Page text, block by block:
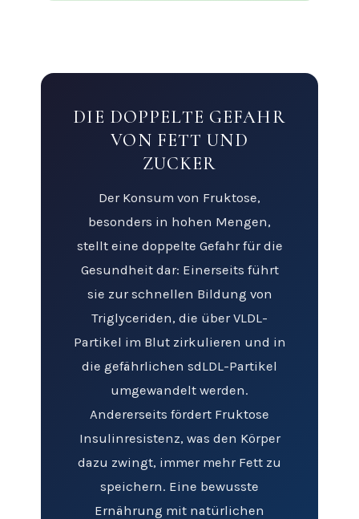
DIE DOPPELTE GEFAHR
VON FETT UND
ZUCKER
Der Konsum von Fruktose,
besonders in hohen Mengen,
stellt eine doppelte Gefahr für die
Gesundheit dar: Einerseits führt
sie zur schnellen Bildung von
Triglyceriden, die über VLDL-
Partikel im Blut zirkulieren und in
die gefährlichen sdLDL-Partikel
umgewandelt werden.
Andererseits fördert Fruktose
Insulinresistenz, was den Körper
dazu zwingt, immer mehr Fett zu
speichern. Eine bewusste
Ernährung mit natürlichen